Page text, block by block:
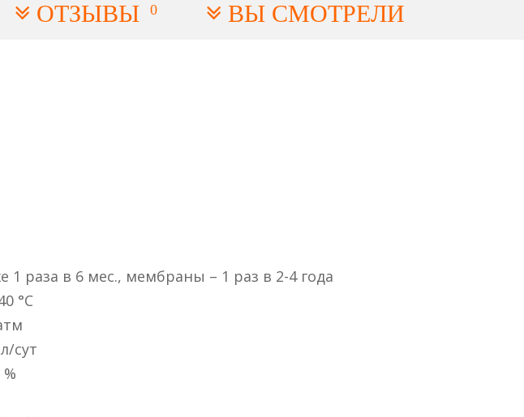
ОТЗЫВЫ 0 ВЫ СМОТРЕЛИ
1 раза в 6 мес., мембраны – 1 раз в 2-4 года
°C
сут